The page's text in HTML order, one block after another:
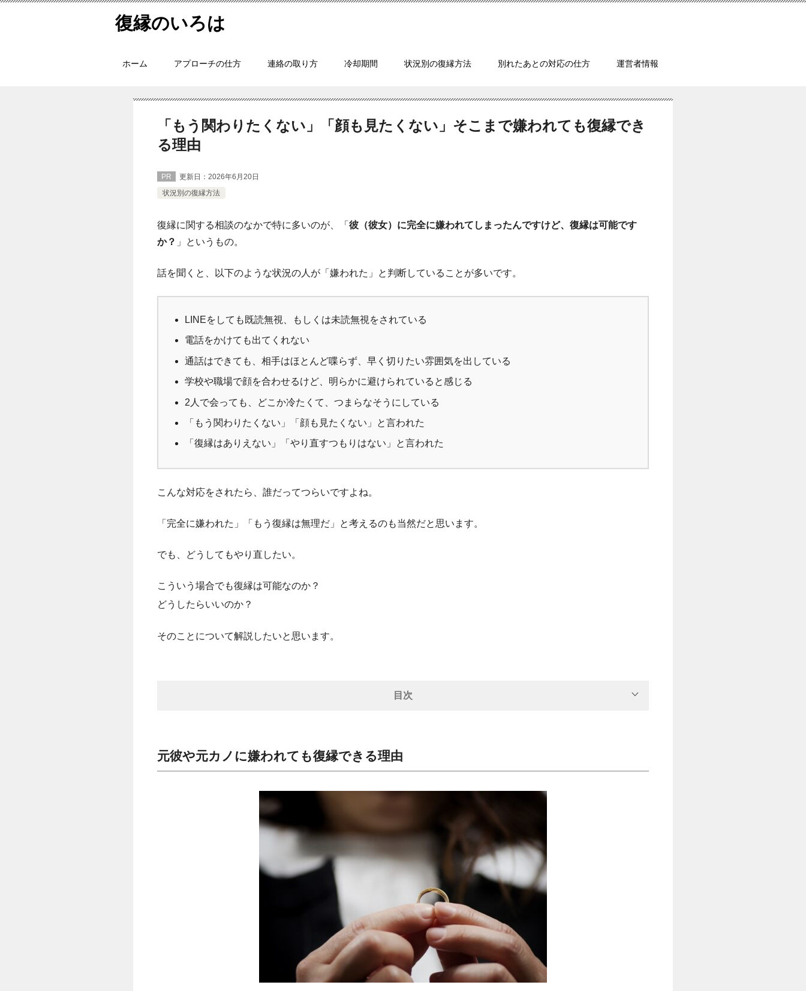
復縁のいろは
ホーム アプローチの仕方 連絡の取り方 冷却期間 状況別の復縁方法 別れたあとの対応の仕方 運営者情報
「もう関わりたくない」「顔も見たくない」そこまで嫌われても復縁でき
る理由
PR 更新日： 2026年6月20日
状況別の復縁方法
復縁に関する相談のなかで特に多いのが、「 彼（彼女）に完全に嫌われてしまったんですけど、復縁は可能です
か？ 」というもの。
話を聞くと、以下のような状況の人が「嫌われた」と判断していることが多いです。
LINEをしても既読無視、もしくは未読無視をされている
電話をかけても出てくれない
通話はできても、相手はほとんど喋らず、早く切りたい雰囲気を出している
学校や職場で顔を合わせるけど、明らかに避けられていると感じる
2人で会っても、どこか冷たくて、つまらなそうにしている
「もう関わりたくない」「顔も見たくない」と言われた
「復縁はありえない」「やり直すつもりはない」と言われた
こんな対応をされたら、誰だってつらいですよね。
「完全に嫌われた」「もう復縁は無理だ」と考えるのも当然だと思います。
でも、どうしてもやり直したい。
こういう場合でも復縁は可能なのか？
どうしたらいいのか？
そのことについて解説したいと思います。
目次
元彼や元カノに嫌われても復縁できる理由